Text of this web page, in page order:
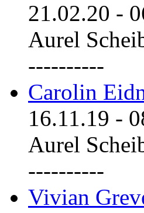
21.02.20 -
Aurel
----------
Carolin
16.11.19 -
Aurel
----------
Vivian